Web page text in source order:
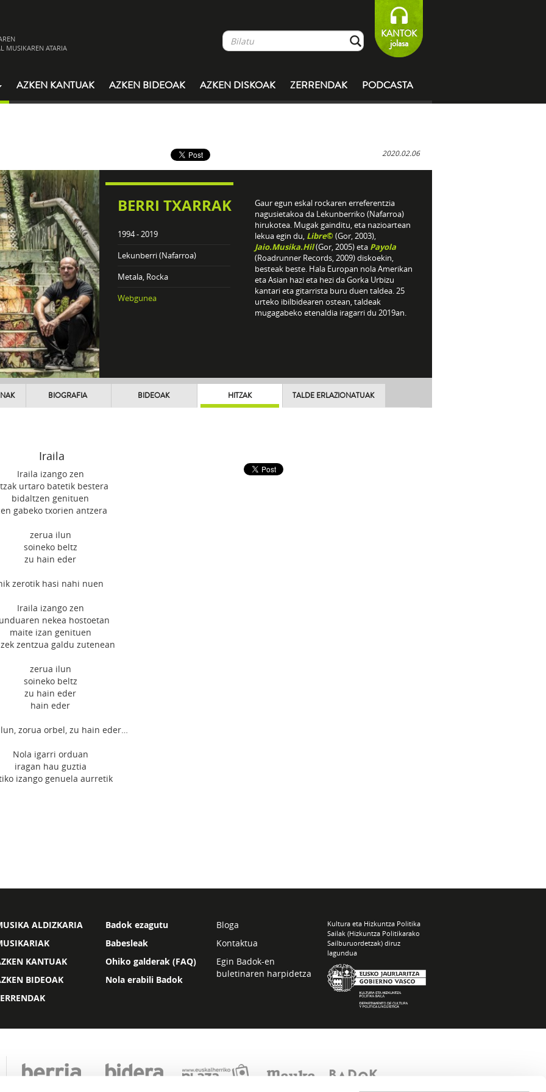
MUSIKAREN ATARIA
KANTOK
jolasa
AZKEN KANTUAK AZKEN BIDEOAK AZKEN DISKOAK ZERRENDAK PODCASTA
2020.02.06
BERRI TXARRAK
1994 - 2019
Lekunberri (Nafarroa)
Metala, Rocka
Webgunea
Gaur egun eskal rockaren erreferentzia
nagusietakoa da Lekunberriko (Nafarroa)
hirukotea. Mugak gainditu, eta nazioartean
lekua egin du, Libre© (Gor, 2003),
Jaio.Musika.Hil(Gor, 2005) eta Payola
(Roadrunner Records, 2009) diskoekin,
besteak beste. Hala Europan nola Amerikan
eta Asian hazi eta hezi da Gorka Urbizu
kantari eta gitarrista buru duen taldea. 25
urteko ibilbidearen ostean, taldeak
mugagabeko etenaldia iragarri du 2019an.
BIOGRAFIA BIDEOAK HITZAK TALDE ERLAZIONATUAK
Iraila
Iraila izango zen
urtaro batetik bestera
bidaltzen genituen
gabeko txorien antzera
zerua ilun
soineko beltz
zu hain eder
zerotik hasi nahi nuen
Iraila izango zen
nekea hostoetan
maite izan genituen
zentzua galdu zutenean
zerua ilun
soineko beltz
zu hain eder
hain eder
zorua orbel, zu hain eder…
Nola igarri orduan
iragan hau guztia
izango genuela aurretik
ALDIZKARIA
KANTUAK
BIDEOAK
Badok ezagutu
Babesleak
Ohiko galderak (FAQ)
Nola erabili Badok
Bloga
Kontaktua
Egin Badok-en
buletinaren harpidetza
Kultura eta Hizkuntza Politika
Sailak (Hizkuntza Politikarako
Sailburuordetzak) diruz
lagundua